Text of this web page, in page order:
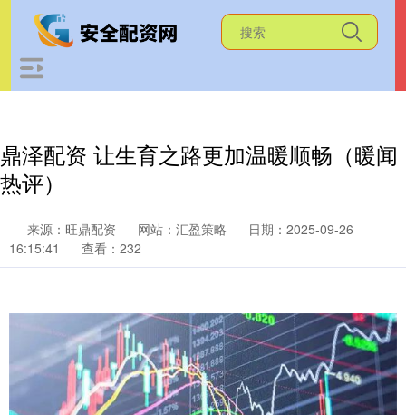
鼎泽配资 让生育之路更加温暖顺畅（暖闻
热评）
来源：旺鼎配资 网站：汇盈策略
日期：2025-09-26
16:15:41
查看：232